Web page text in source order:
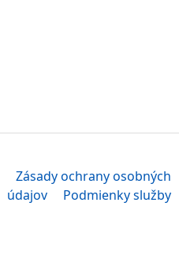
Zásady ochrany osobných
údajov
Podmienky služby